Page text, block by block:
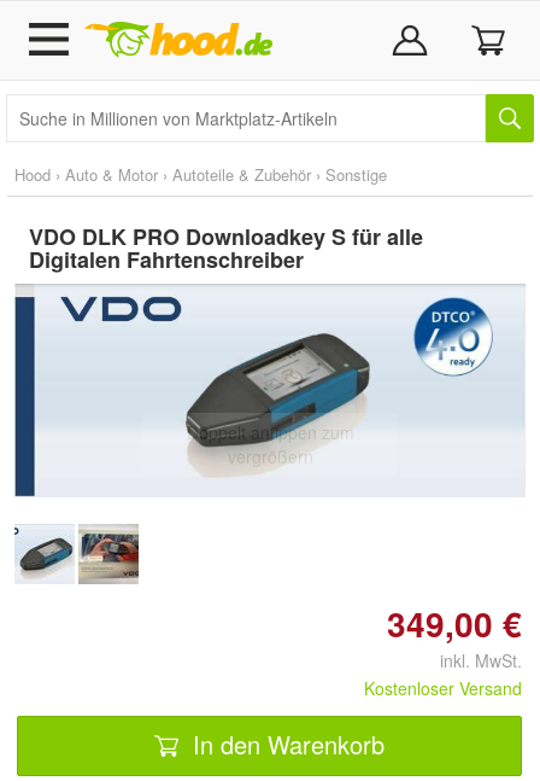
Hood › Auto & Motor › Autoteile & Zubehör › Sonstige
VDO DLK PRO Downloadkey S für alle
Digitalen Fahrtenschreiber
Doppelt antippen zum
vergrößern
349,00 €
inkl. MwSt.
Kostenloser Versand
In den Warenkorb